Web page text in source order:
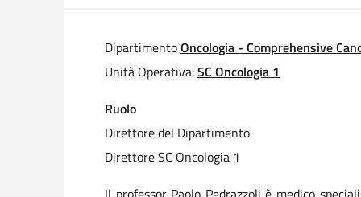
DipartimentoOncologia - Comprehensive
Unità Operativa:SC Oncologia 1
Ruolo
Direttore del Dipartimento
Direttore SC Oncologia 1